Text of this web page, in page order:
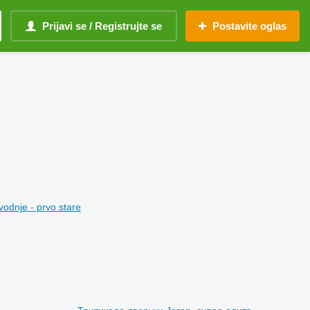
Prijavi se / Registrujte se Postavite oglas
- prvo stare